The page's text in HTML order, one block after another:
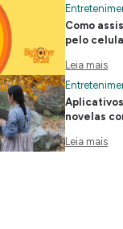
Como
pelo
Leia mais
novelas
Leia mais